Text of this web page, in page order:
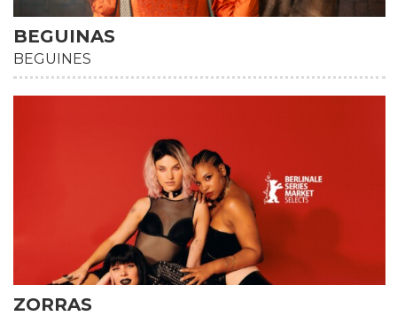
HD
BEGUINAS
BEGUINES
ZORRAS